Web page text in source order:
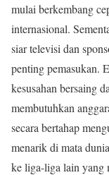
mulai berkembang
internasional.
siar televisi dan
penting pemasukan.
kesusahan bersaing
membutuhkan
secara bertahap
menarik di mata
ke liga-liga lain yang